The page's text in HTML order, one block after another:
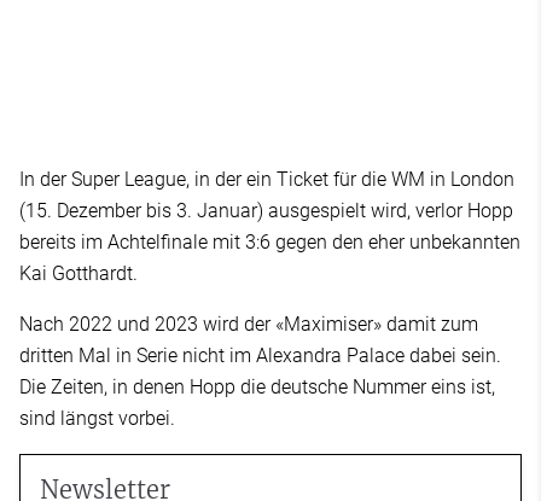
In der Super League, in der ein Ticket für die WM in London
(15. Dezember bis 3. Januar) ausgespielt wird, verlor Hopp
bereits im Achtelfinale mit 3:6 gegen den eher unbekannten
Kai Gotthardt.
Nach 2022 und 2023 wird der «Maximiser» damit zum
dritten Mal in Serie nicht im Alexandra Palace dabei sein.
Die Zeiten, in denen Hopp die deutsche Nummer eins ist,
sind längst vorbei.
Newsletter